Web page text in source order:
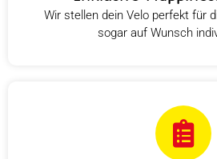
Wir stellen dein Velo perfekt für
sogar auf Wunsch